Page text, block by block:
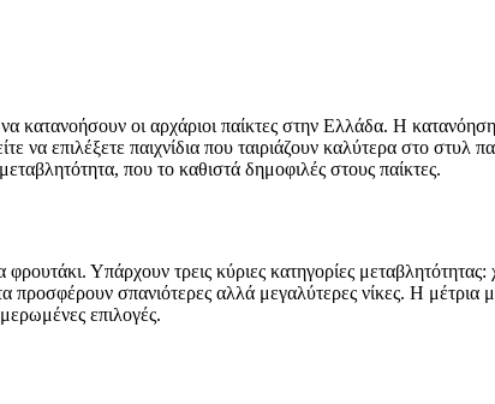
κατανοήσουν οι αρχάριοι παίκτες στην Ελλάδα. Η
να επιλέξετε παιχνίδια που ταιριάζουν καλύτερα στο στυλ
που το καθιστά δημοφιλές στους παίκτες.
Υπάρχουν τρεις κύριες κατηγορίες
σπανιότερες αλλά μεγαλύτερες νίκες. Η μέτρια
επιλογές.